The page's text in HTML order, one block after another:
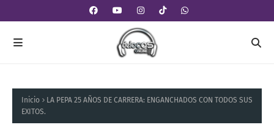
Inicio
LA PEPA 25 AÑOS DE CARRERA: ENGANCHADOS CON TODOS SUS
EXITOS.